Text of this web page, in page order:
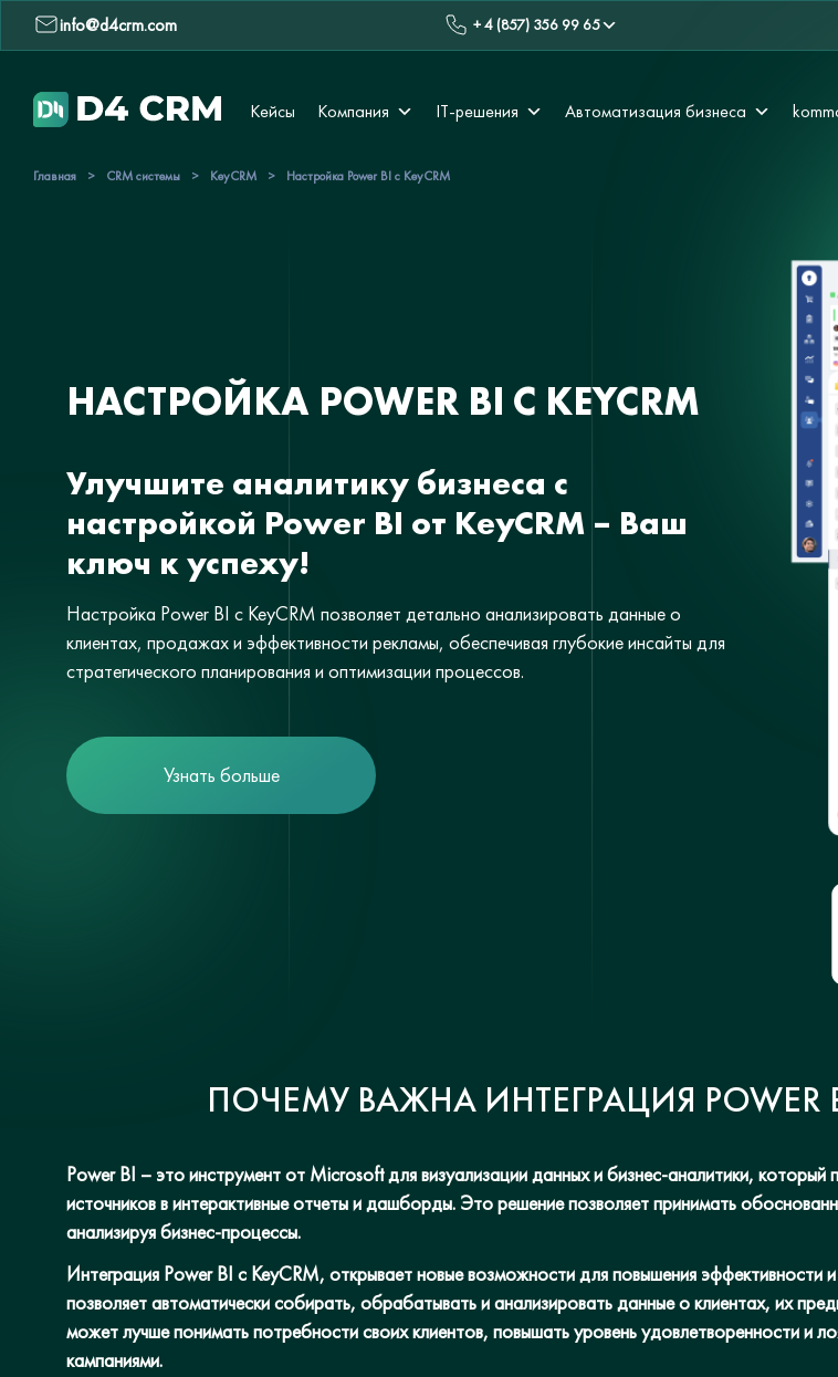
info@d4crm.com + 4 (857) 356 99 65
Кейсы Компания IT-решения Автоматизация бизнеса
Главная > CRM системы > KeyCRM > Настройка Power BI с KeyCRM
НАСТРОЙКА POWER BI С KEYCRM
Улучшите аналитику бизнеса с
настройкой Power BI от KeyCRM – Ваш
ключ к успеху!
Настройка Power BI с KeyCRM позволяет детально анализировать данные о
клиентах, продажах и эффективности рекламы, обеспечивая глубокие инсайты для
стратегического планирования и оптимизации процессов.
Узнать больше
ПОЧЕМУ ВАЖНА ИНТЕГРАЦИЯ POWER
Power BI – это инструмент от Microsoft для визуализации данных и бизнес-аналитики,
источников в интерактивные отчеты и дашборды. Это решение позволяет принимать
анализируя бизнес-процессы.
Интеграция Power BI с KeyCRM, открывает новые возможности для повышения эффективности
позволяет автоматически собирать, обрабатывать и анализировать данные о клиентах, их
может лучше понимать потребности своих клиентов, повышать уровень удовлетворенности и
кампаниями.